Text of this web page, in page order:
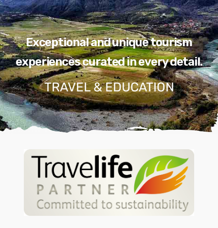
Exceptional and unique tourism
experiences curated in every detail.
TRAVEL & EDUCATION